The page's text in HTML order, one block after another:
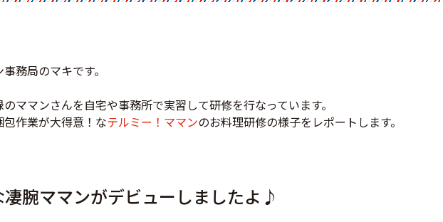
務局のマキです。
ママンさんを自宅や事務所で実習して研修を行なっています。
作業が大得意！なテルミー！ママンのお料理研修の様子をレポートします。
腕ママンがデビューしましたよ♪